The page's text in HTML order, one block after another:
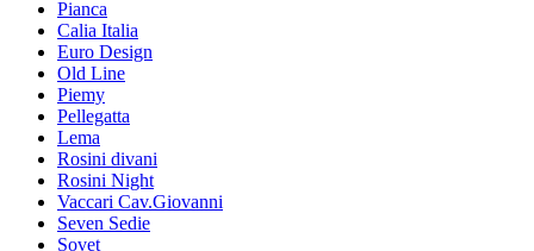
Pianca
Calia Italia
Euro Design
Old Line
Piemy
Pellegatta
Lema
Rosini divani
Rosini Night
Vaccari Cav.Giovanni
Seven Sedie
Sovet